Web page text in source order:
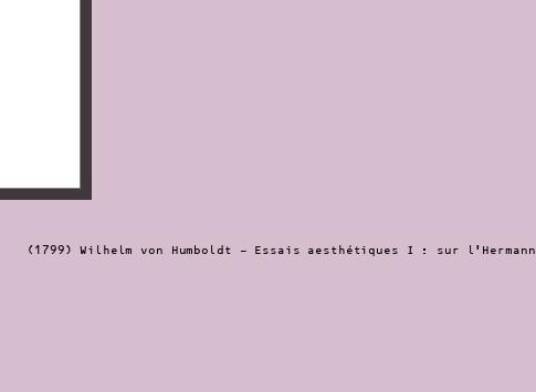
(1799) Wilhelm von Humboldt – Essais aesthétiques I : sur